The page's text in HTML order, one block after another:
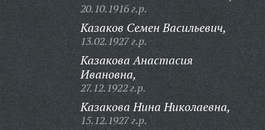
20.10.1916 г.р.
Казаков Семен Васильевич,
13.02.1927 г.р.
Казакова Анастасия
Ивановна,
27.12.1922 г.р.
Казакова Нина Николаевна,
15.12.1927 г.р.